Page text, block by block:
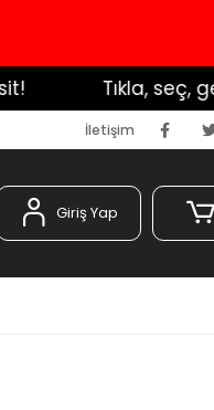
Tıkla, seç,
İletişim
Giriş Yap